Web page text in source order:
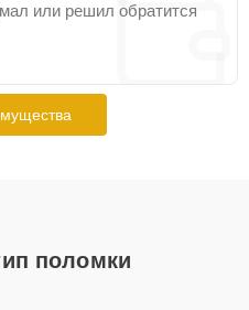
или решил обратится
поломки